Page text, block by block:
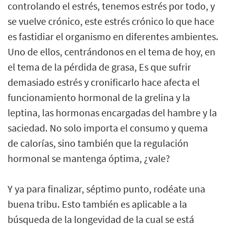
controlando el estrés, tenemos estrés por todo, y
se vuelve crónico, este estrés crónico lo que hace
es fastidiar el organismo en diferentes ambientes.
Uno de ellos, centrándonos en el tema de hoy, en
el tema de la pérdida de grasa, Es que sufrir
demasiado estrés y cronificarlo hace afecta el
funcionamiento hormonal de la grelina y la
leptina, las hormonas encargadas del hambre y la
saciedad. No solo importa el consumo y quema
de calorías, sino también que la regulación
hormonal se mantenga óptima, ¿vale?
Y ya para finalizar, séptimo punto, rodéate una
buena tribu. Esto también es aplicable a la
búsqueda de la longevidad de la cual se está